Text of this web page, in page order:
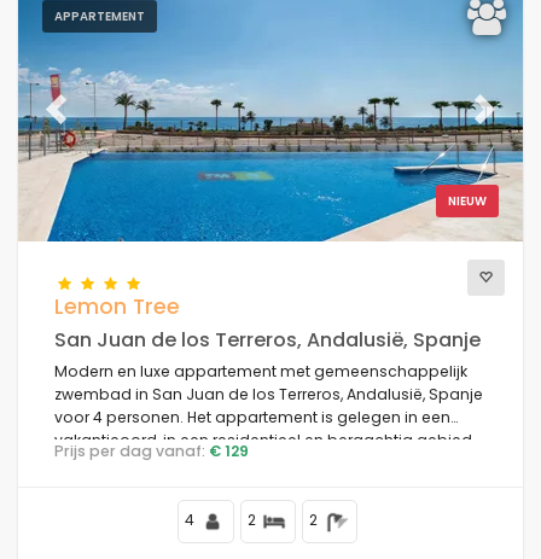
APPARTEMENT
NIEUW
Previous Next
Lemon Tree
San Juan de los Terreros, Andalusië, Spanje
Modern en luxe appartement met gemeenschappelijk
zwembad in San Juan de los Terreros, Andalusië, Spanje
voor 4 personen. Het appartement is gelegen in een
vakantieoord, in een residentieel en bergachtig gebied,
dichtbij supermarkten en op 100 m van het strand.
Prijs per dag vanaf: € 129
4 2 2